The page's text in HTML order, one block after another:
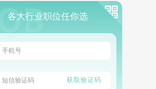
各大行业职位任你选
获取验证码